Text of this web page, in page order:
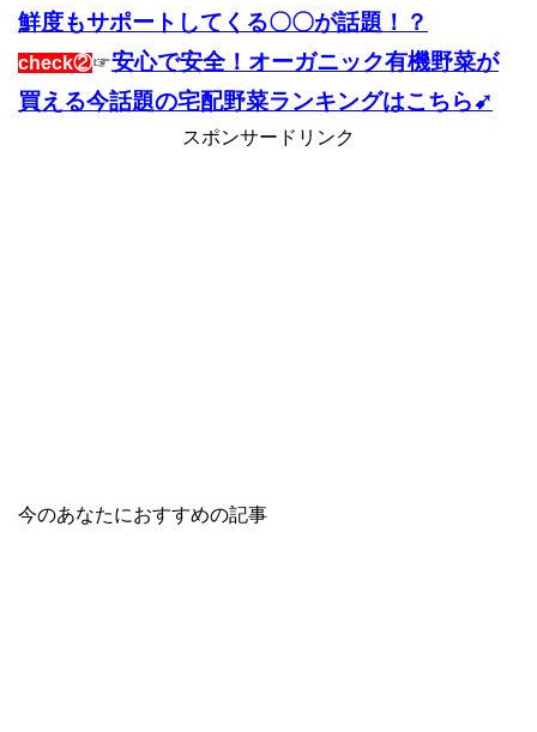
鮮度もサポートしてくる〇〇が話題！？
check②☞安心で安全！オーガニック有機野菜が
買える今話題の宅配野菜ランキングはこちら➹
スポンサードリンク
今のあなたにおすすめの記事